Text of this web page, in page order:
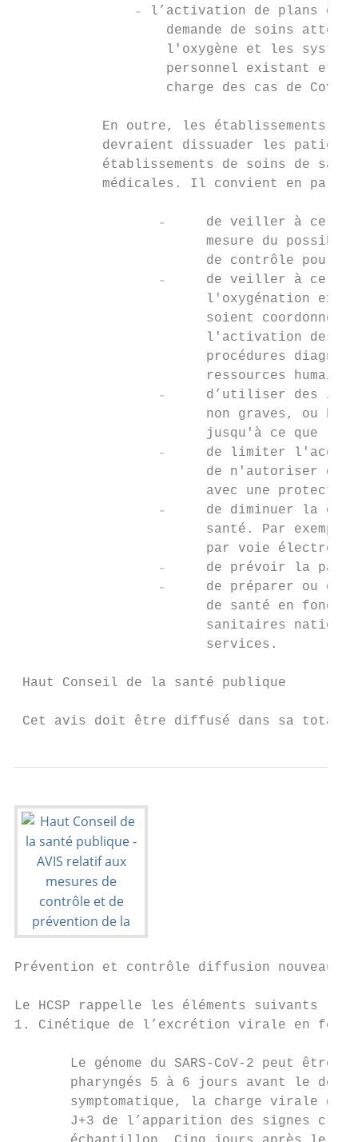
₋ l’activation de plans de
demande de soins
l'oxygène et les
personnel existant et
charge des cas de
En outre, les établissements
devraient dissuader les
établissements de soins de
médicales. Il convient en
₋     de veiller à ce
mesure du
de contrôle pour
₋     de veiller à ce
l'oxygénation
soient coordonnés
l'activation des
procédures
ressources
₋     d’utiliser des
non graves, ou
jusqu'à ce que les
₋     de limiter
de n'autoriser
avec une
₋     de diminuer la
santé. Par
par voie
₋     de prévoir la
₋     de préparer ou
de santé en
sanitaires
                        services.
Haut Conseil de la santé publique
Cet avis doit être diffusé dans sa
Prévention et contrôle diffusion
Le HCSP rappelle les éléments suivants
1. Cinétique de l’excrétion virale en
Le génome du SARS-CoV-2 peut être
pharyngés 5 à 6 jours avant le
symptomatique, la charge virale
J+3 de l’apparition des signes